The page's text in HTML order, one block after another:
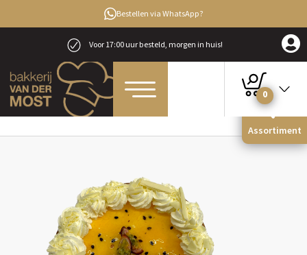
Bestellen via WhatsApp?
Voor 17:00 uur besteld, morgen in huis!
0
Assortiment
Home Taarten & Vlaaien